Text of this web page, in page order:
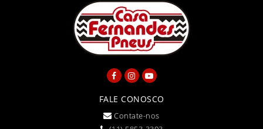
FALE CONOSCO
Contate-nos